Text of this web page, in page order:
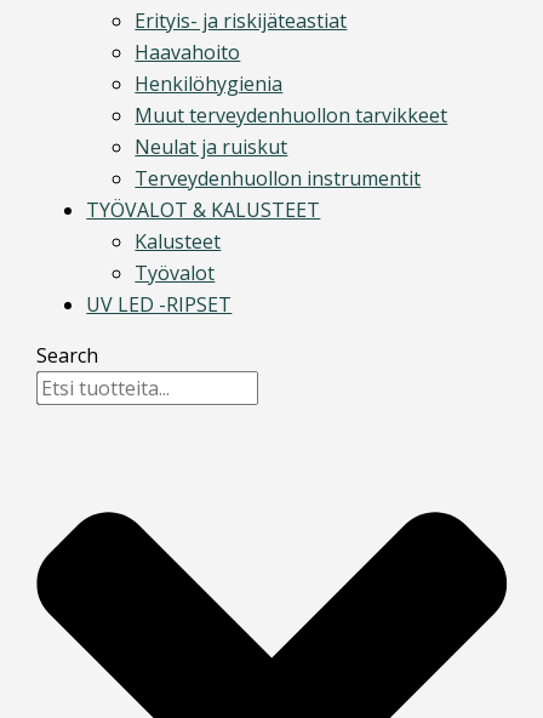
Erityis- ja riskijäteastiat
Haavahoito
Henkilöhygienia
Muut terveydenhuollon tarvikkeet
Neulat ja ruiskut
Terveydenhuollon instrumentit
TYÖVALOT & KALUSTEET
Kalusteet
Työvalot
UV LED -RIPSET
Search